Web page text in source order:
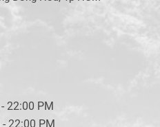
22:00 PM
22:00 PM